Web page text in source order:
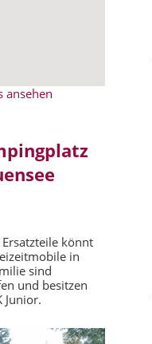
ansehen
könnt
in
sind
und besitzen
Junior.